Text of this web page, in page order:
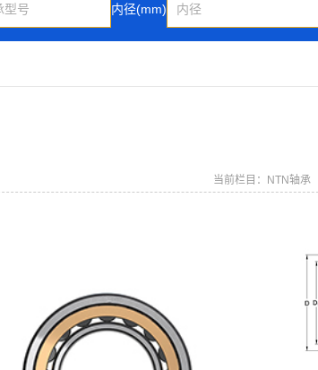
内径(mm)
当前栏目：NTN轴承